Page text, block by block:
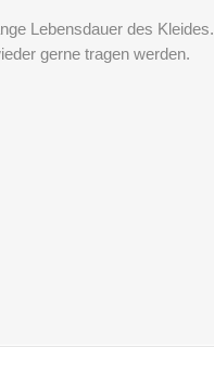
Lebensdauer des Kleides.
gerne tragen werden.